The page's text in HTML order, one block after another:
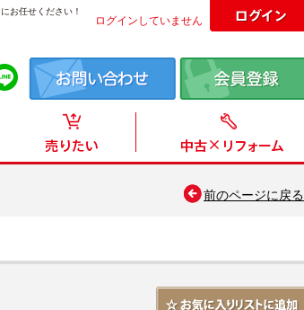
お任せください！
ログインしていません
前のページに戻る